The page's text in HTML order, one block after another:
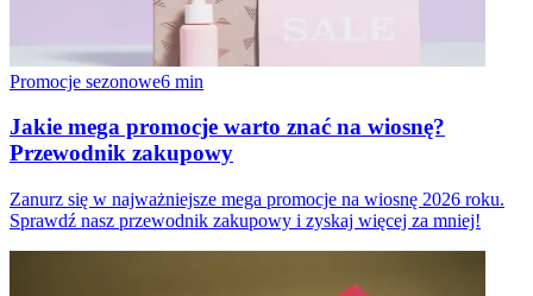
Promocje sezonowe6 min
Jakie mega promocje warto znać na wiosnę?
Przewodnik zakupowy
Zanurz się w najważniejsze mega promocje na wiosnę 2026 roku.
Sprawdź nasz przewodnik zakupowy i zyskaj więcej za mniej!